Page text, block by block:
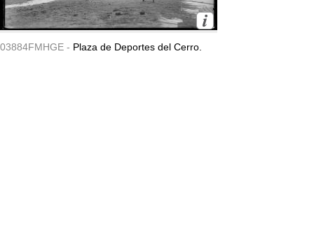
03884FMHGE - Plaza de Deportes del Cerro.